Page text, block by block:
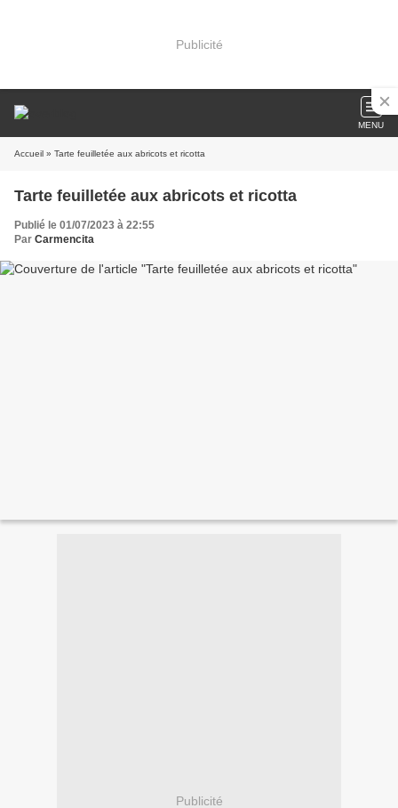
Publicité
MENU
Accueil » Tarte feuilletée aux abricots et ricotta
Tarte feuilletée aux abricots et ricotta
Publié le 01/07/2023 à 22:55
Par Carmencita
Publicité